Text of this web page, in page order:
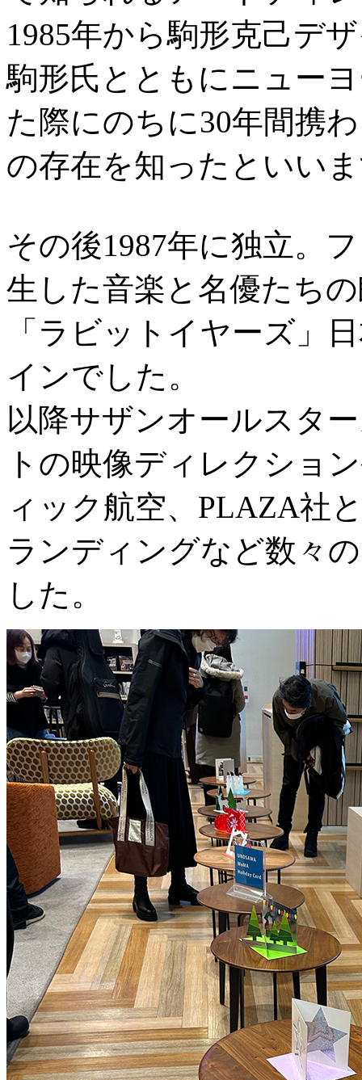
1985年から駒形克己デ
駒形氏とともにニュー
た際にのちに30年間携
の存在を知ったといい
その後1987年に独立。
生した音楽と名優たち
「ラビットイヤーズ」
インでした。
以降サザンオールスタ
トの映像ディレクショ
ィック航空、PLAZA社
ランディングなど数々
した。